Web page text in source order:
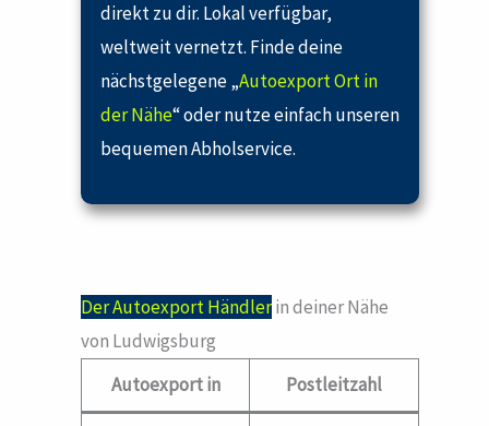
direkt zu dir. Lokal verfügbar,
weltweit vernetzt. Finde deine
nächstgelegene „Autoexport Ort in
der Nähe“ oder nutze einfach unseren
bequemen Abholservice.
Der Autoexport Händlerin deiner Nähe
von Ludwigsburg
Autoexport in
Postleitzahl